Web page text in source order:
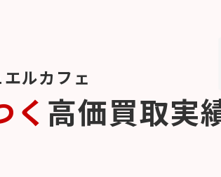
ルカフェ
く 高価買取実